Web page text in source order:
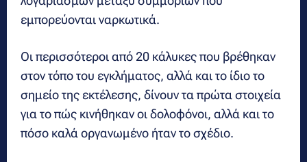
εμπορεύονται ναρκωτικά.
Οι περισσότεροι από 20 κάλυκες που βρέθηκαν
στον τόπο του εγκλήματος, αλλά και το ίδιο το
σημείο της εκτέλεσης, δίνουν τα πρώτα στοιχεία
για το πώς κινήθηκαν οι δολοφόνοι, αλλά και το
πόσο καλά οργανωμένο ήταν το σχέδιο.